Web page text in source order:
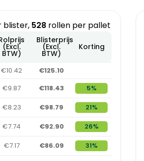
blister, 528rollen per pallet
(Excl.
BTW)
Blisterprijs
(Excl.
BTW)
Korting
€10.42
€125.10
€9.87 €118.43 5%
€8.23 €98.79 21%
€7.74 €92.90 26%
€7.17 €86.09
31%